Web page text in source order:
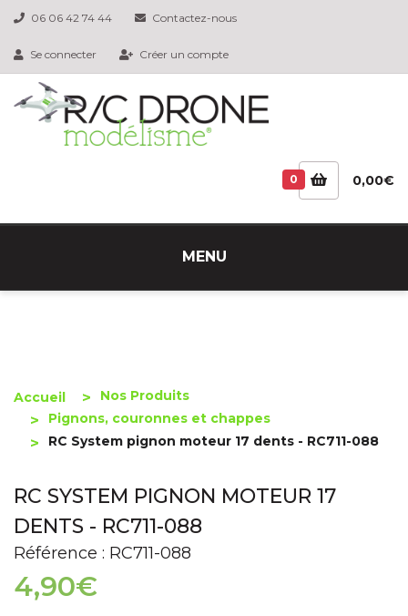
06 06 42 74 44 Contactez-nous
Se connecter Créer un compte
0 0,00€
MENU
Accueil
Nos Produits
Pignons, couronnes et chappes
RC System pignon moteur 17 dents - RC711-088
RC SYSTEM PIGNON MOTEUR 17
DENTS - RC711-088
Référence : RC711-088
4,90€